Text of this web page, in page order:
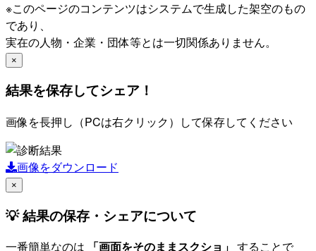
※このページのコンテンツはシステムで生成した架空のもの
であり、
実在の人物・企業・団体等とは一切関係ありません。
×
結果を保存してシェア！
画像を長押し（PCは右クリック）して保存してください
画像をダウンロード
×
💡 結果の保存・シェアについて
一番簡単なのは 「画面をそのままスクショ」 することで